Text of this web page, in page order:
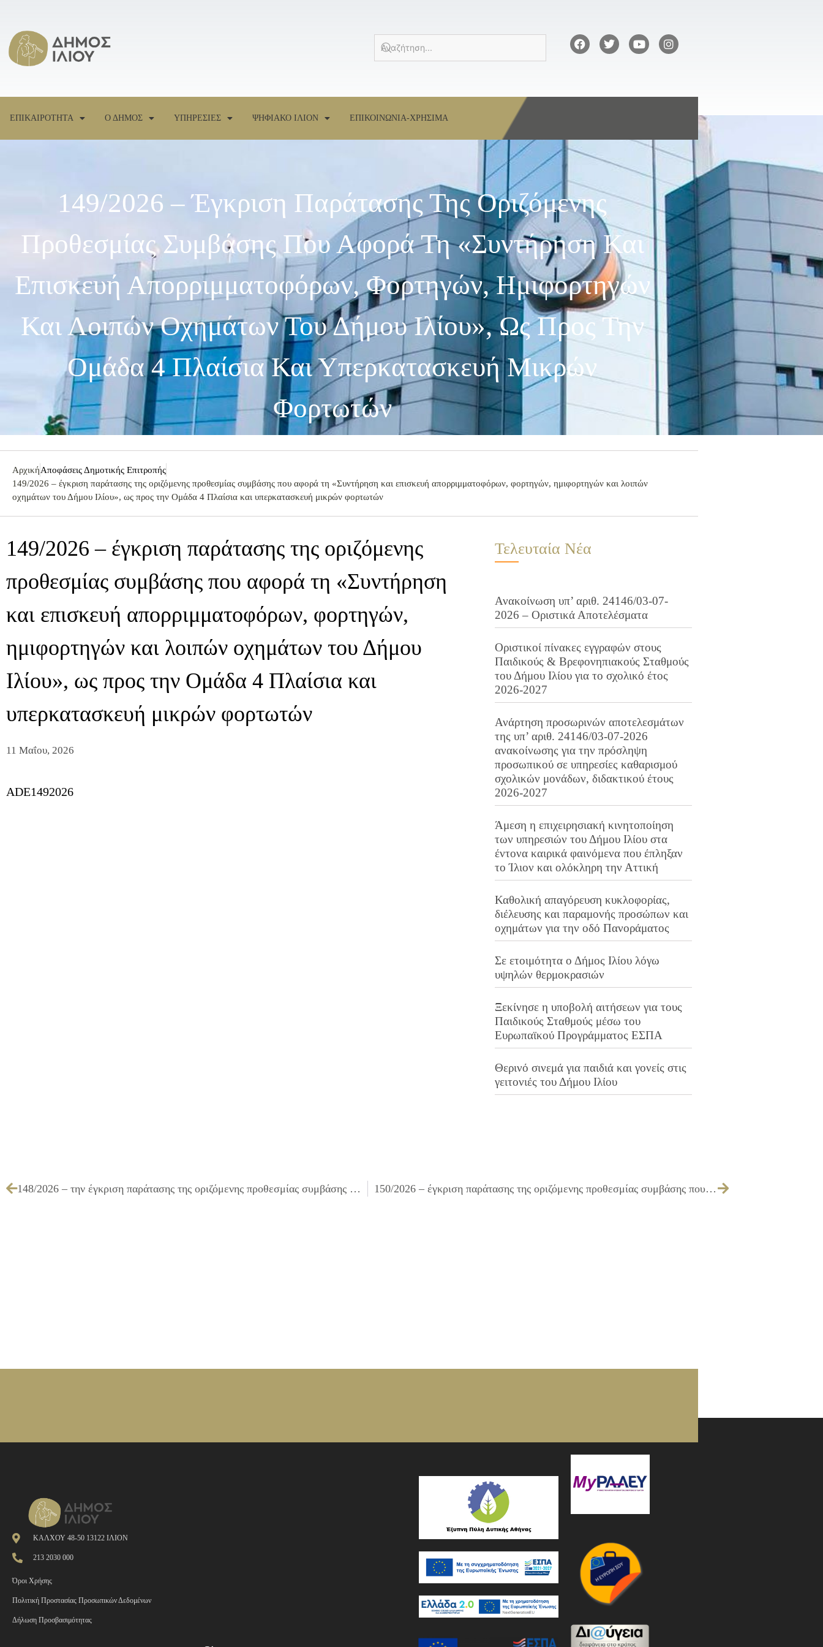
ΕΠΙΚΑΙΡΟΤΗΤΑ Ο ΔΗΜΟΣ ΥΠΗΡΕΣΙΕΣ ΨΗΦΙΑΚΟ ΙΛΙΟΝ ΕΠΙΚΟΙΝΩΝΙΑ-ΧΡΗΣΙΜΑ
149/2026 – Έγκριση Παράτασης Της Οριζόμενης
Προθεσμίας Συμβάσης Που Αφορά Τη «Συντήρηση Και
Επισκευή Απορριμματοφόρων, Φορτηγών, Ημιφορτηγών
Και Λοιπών Οχημάτων Του Δήμου Ιλίου», Ως Προς Την
Ομάδα 4 Πλαίσια Και Υπερκατασκευή Μικρών
Φορτωτών
ΑρχικήΑποφάσεις Δημοτικής Επιτροπής
149/2026 – έγκριση παράτασης της οριζόμενης προθεσμίας συμβάσης που αφορά τη «Συντήρηση και επισκευή απορριμματοφόρων, φορτηγών, ημιφορτηγών και λοιπών
οχημάτων του Δήμου Ιλίου», ως προς την Ομάδα 4 Πλαίσια και υπερκατασκευή μικρών φορτωτών
149/2026 – έγκριση παράτασης της οριζόμενης
προθεσμίας συμβάσης που αφορά τη «Συντήρηση
και επισκευή απορριμματοφόρων, φορτηγών,
ημιφορτηγών και λοιπών οχημάτων του Δήμου
Ιλίου», ως προς την Ομάδα 4 Πλαίσια και
υπερκατασκευή μικρών φορτωτών
11 Μαΐου, 2026
ADE1492026
Τελευταία Νέα
Ανακοίνωση υπ’ αριθ. 24146/03-07-
2026 – Οριστικά Αποτελέσματα
Οριστικοί πίνακες εγγραφών στους
Παιδικούς & Βρεφονηπιακούς Σταθμούς
του Δήμου Ιλίου για το σχολικό έτος
2026-2027
Ανάρτηση προσωρινών αποτελεσμάτων
της υπ’ αριθ. 24146/03-07-2026
ανακοίνωσης για την πρόσληψη
προσωπικού σε υπηρεσίες καθαρισμού
σχολικών μονάδων, διδακτικού έτους
2026-2027
Άμεση η επιχειρησιακή κινητοποίηση
των υπηρεσιών του Δήμου Ιλίου στα
έντονα καιρικά φαινόμενα που έπληξαν
το Ίλιον και ολόκληρη την Αττική
Καθολική απαγόρευση κυκλοφορίας,
διέλευσης και παραμονής προσώπων και
οχημάτων για την οδό Πανοράματος
Σε ετοιμότητα ο Δήμος Ιλίου λόγω
υψηλών θερμοκρασιών
Ξεκίνησε η υποβολή αιτήσεων για τους
Παιδικούς Σταθμούς μέσω του
Ευρωπαϊκού Προγράμματος ΕΣΠΑ
Θερινό σινεμά για παιδιά και γονείς στις
γειτονιές του Δήμου Ιλίου
148/2026 – την έγκριση παράτασης της οριζόμενης προθεσμίας συμβάσης που αφορά τη τη «Συντήρηση και επισκευή απορριμματοφόρων, φορτηγών, ημιφορτηγών και λοιπών οχημάτων του Δήμου Ιλίου», ως προς την Ομάδα 3 Πλαίσια και υπερκατασκευή μεγάλων φορτωτών 150/2026 – έγκριση παράτασης της οριζόμενης προθεσμίας συμβάσης που αφορά τη «Συντήρηση και επισκευή απορριμματοφόρων, φορτηγών, ημιφορτηγών και λοιπών οχημάτων του Δήμου Ιλίου», ως προς την Ομάδα Επισκευών 5: Συντήρηση – Επισκευή (Επιβατικών οχημάτων) και ως προς την Ομάδα Επισκευών 7: Συντήρηση – Επισκευή (Δίκυκλων)
ΚΑΛΧΟΥ 48-50 13122 ΙΛΙΟΝ
213 2030 000
Όροι Χρήσης
Πολιτική Προστασίας Προσωπικών Δεδομένων
Δήλωση Προσβασιμότητας